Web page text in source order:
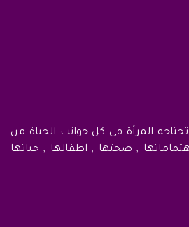
المرأة في كل جوانب الحياة من
, صحتها , اطفالها , حياتها